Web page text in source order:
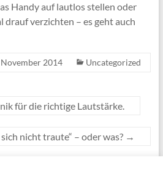
Handy auf lautlos stellen oder
drauf verzichten – es geht auch
2014 Uncategorized
für die richtige Lautstärke.
nicht traute“ – oder was? →